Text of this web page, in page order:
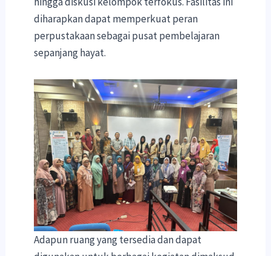
diharapkan dapat memperkuat peran
perpustakaan sebagai pusat pembelajaran
sepanjang hayat.
Adapun ruang yang tersedia dan dapat